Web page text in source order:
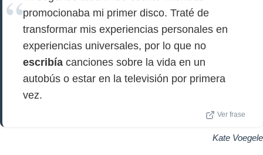
promocionaba mi primer disco. Traté de
transformar mis experiencias personales en
experiencias universales, por lo que no
escribía canciones sobre la vida en un
autobús o estar en la televisión por primera
vez.
Ver frase
Kate Voegele